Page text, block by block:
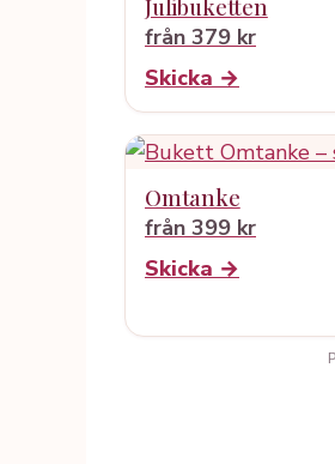
Julibuketten
från 379 kr
Skicka →
Omtanke
från 399 kr
Skicka →